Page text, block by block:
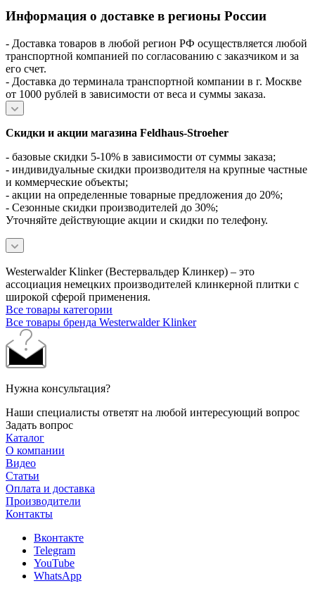
Информация о доставке в регионы России
- Доставка товаров в любой регион РФ осуществляется любой
транспортной компанией по согласованию с заказчиком и за
его счет.
- Доставка до терминала транспортной компании в г. Москве
от 1000 рублей в зависимости от веса и суммы заказа.
Скидки и акции магазина Feldhaus-Stroeher
- базовые скидки 5-10% в зависимости от суммы заказа;
- индивидуальные скидки производителя на крупные частные
и коммерческие объекты;
- акции на определенные товарные предложения до 20%;
- Сезонные скидки производителей до 30%;
Уточняйте действующие акции и скидки по телефону.
Westerwalder Klinker (Вестервальдер Клинкер) – это
ассоциация немецких производителей клинкерной плитки с
широкой сферой применения.
Все товары категории
Все товары бренда Westerwalder Klinker
Нужна консультация?
Наши специалисты ответят на любой интересующий вопрос
Задать вопрос
Каталог
О компании
Видео
Статьи
Оплата и доставка
Производители
Контакты
Вконтакте
Telegram
YouTube
WhatsApp